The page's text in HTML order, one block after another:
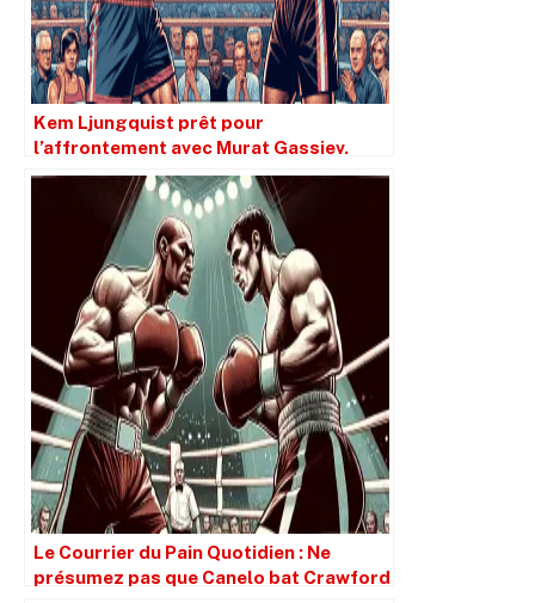
Kem Ljungquist prêt pour
l’affrontement avec Murat Gassiev.
Le Courrier du Pain Quotidien : Ne
présumez pas que Canelo bat Crawford